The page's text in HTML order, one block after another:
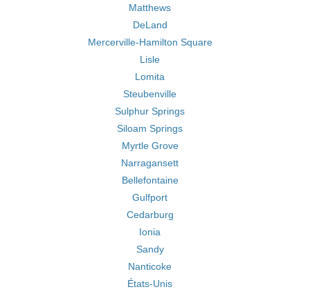
Matthews
DeLand
Mercerville-Hamilton Square
Lisle
Lomita
Steubenville
Sulphur Springs
Siloam Springs
Myrtle Grove
Narragansett
Bellefontaine
Gulfport
Cedarburg
Ionia
Sandy
Nanticoke
États-Unis